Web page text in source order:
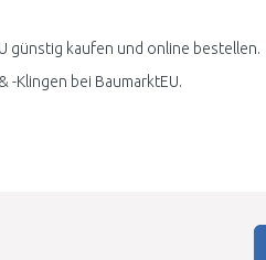
günstig kaufen und online bestellen.
-Klingen bei BaumarktEU.